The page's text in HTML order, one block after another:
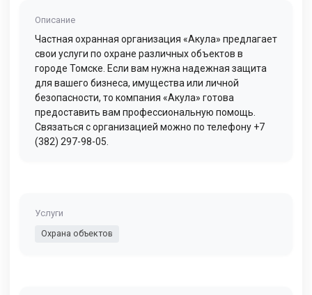
Описание
Частная охранная организация «Акула» предлагает
свои услуги по охране различных объектов в
городе Томске. Если вам нужна надежная защита
для вашего бизнеса, имущества или личной
безопасности, то компания «Акула» готова
предоставить вам профессиональную помощь.
Связаться с организацией можно по телефону +7
(382) 297-98-05.
Услуги
Охрана объектов